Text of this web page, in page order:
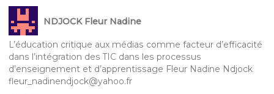
NDJOCK Fleur Nadine
L’éducation critique aux médias comme facteur d’efficacité
dans l’intégration des TIC dans les processus
d’enseignement et d’apprentissage Fleur Nadine Ndjock
fleur_nadinendjock@yahoo.fr